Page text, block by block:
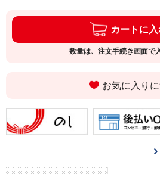
カートに
数量は、注文手続き画面で
お気に入り